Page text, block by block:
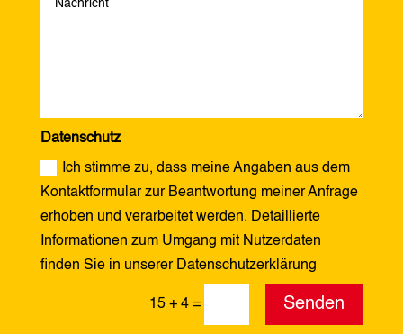
Datenschutz
Ich stimme zu, dass meine Angaben aus dem
Kontaktformular zur Beantwortung meiner Anfrage
erhoben und verarbeitet werden. Detaillierte
Informationen zum Umgang mit Nutzerdaten
finden Sie in unserer Datenschutzerklärung
15 + 4 = Senden